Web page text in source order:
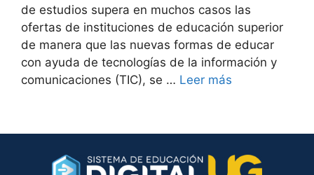
de estudios supera en muchos casos las
ofertas de instituciones de educación superior
de manera que las nuevas formas de educar
con ayuda de tecnologías de la información y
comunicaciones (TIC), se … Leer más